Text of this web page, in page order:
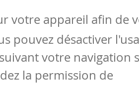
nous
nous
scolaire
votre appareil afin de
pouvez désactiver
votre navigation
la permission de